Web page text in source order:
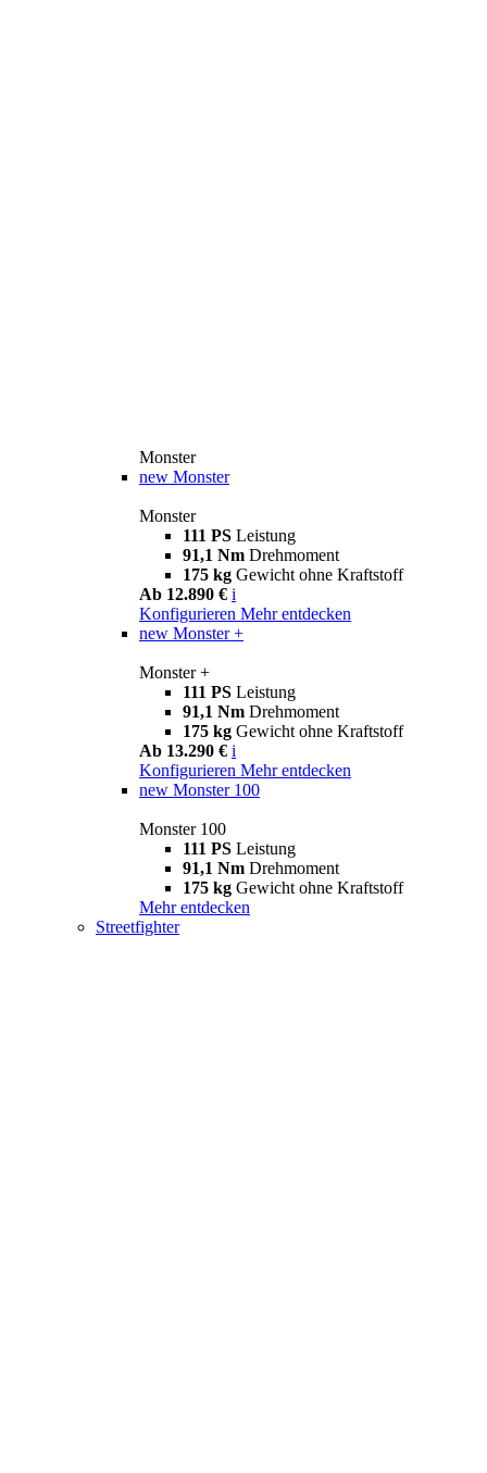
Monster
new Monster
Monster
111 PS Leistung
91,1 Nm Drehmoment
175 kg Gewicht ohne Kraftstoff
Ab 12.890 € i
Konfigurieren Mehr entdecken
new Monster +
Monster +
111 PS Leistung
91,1 Nm Drehmoment
175 kg Gewicht ohne Kraftstoff
Ab 13.290 € i
Konfigurieren Mehr entdecken
new Monster 100
Monster 100
111 PS Leistung
91,1 Nm Drehmoment
175 kg Gewicht ohne Kraftstoff
Mehr entdecken
Streetfighter